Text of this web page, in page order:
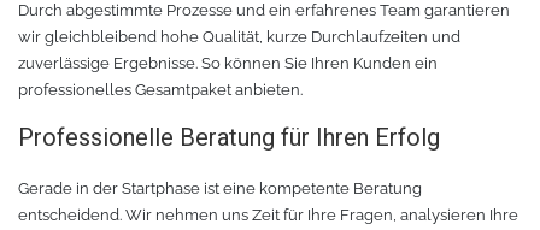
Durch abgestimmte Prozesse und ein erfahrenes Team garantieren
wir gleichbleibend hohe Qualität, kurze Durchlaufzeiten und
zuverlässige Ergebnisse. So können Sie Ihren Kunden ein
professionelles Gesamtpaket anbieten.
Professionelle Beratung für Ihren Erfolg
Gerade in der Startphase ist eine kompetente Beratung
entscheidend. Wir nehmen uns Zeit für Ihre Fragen, analysieren Ihre